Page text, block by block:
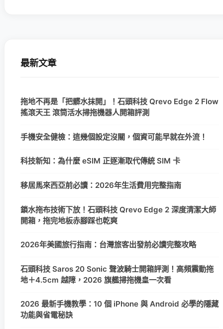
最新文章
拖地不再是「把髒水抹開」！石頭科技 Qrevo Edge 2 Flow
搖滾天王 滾筒活水掃拖機器人開箱評測
手機安全健檢：這幾個設定沒關，個資可能早就在外流！
科技新知：為什麼 eSIM 正逐漸取代傳統 SIM 卡
移居馬來西亞前必讀：2026年生活費用完整指南
鎖水拖布技術下放！石頭科技 Qrevo Edge 2 深度清潔大師
開箱，拖完地板赤腳踩也乾爽
2026年美國旅行指南：台灣旅客出發前必讀完整攻略
石頭科技 Saros 20 Sonic 聲波騎士開箱評測！高頻震動拖
地＋4.5cm 越障，2026 旗艦掃拖機皇一次看
2026 最新手機教學：10 個 iPhone 與 Android 必學的隱藏
功能與省電秘訣